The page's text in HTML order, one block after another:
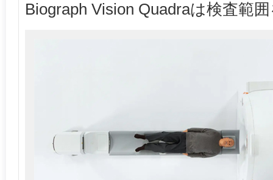
Biograph Vision Quadraは検査範